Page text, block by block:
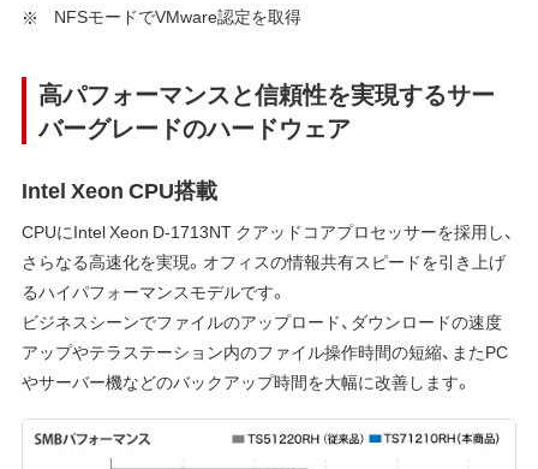
NFSモードでVMware認定を取得
高パフォーマンスと信頼性を実現するサー
バーグレードのハードウェア
Intel Xeon CPU搭載
CPUにIntel Xeon D-1713NT クアッドコアプロセッサーを採用し、
さらなる高速化を実現。オフィスの情報共有スピードを引き上げ
るハイパフォーマンスモデルです。
ビジネスシーンでファイルのアップロード、ダウンロードの速度
アップやテラステーション内のファイル操作時間の短縮、またPC
やサーバー機などのバックアップ時間を大幅に改善します。